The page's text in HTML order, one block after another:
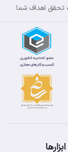
تحقق اهداف شما
ابزارها